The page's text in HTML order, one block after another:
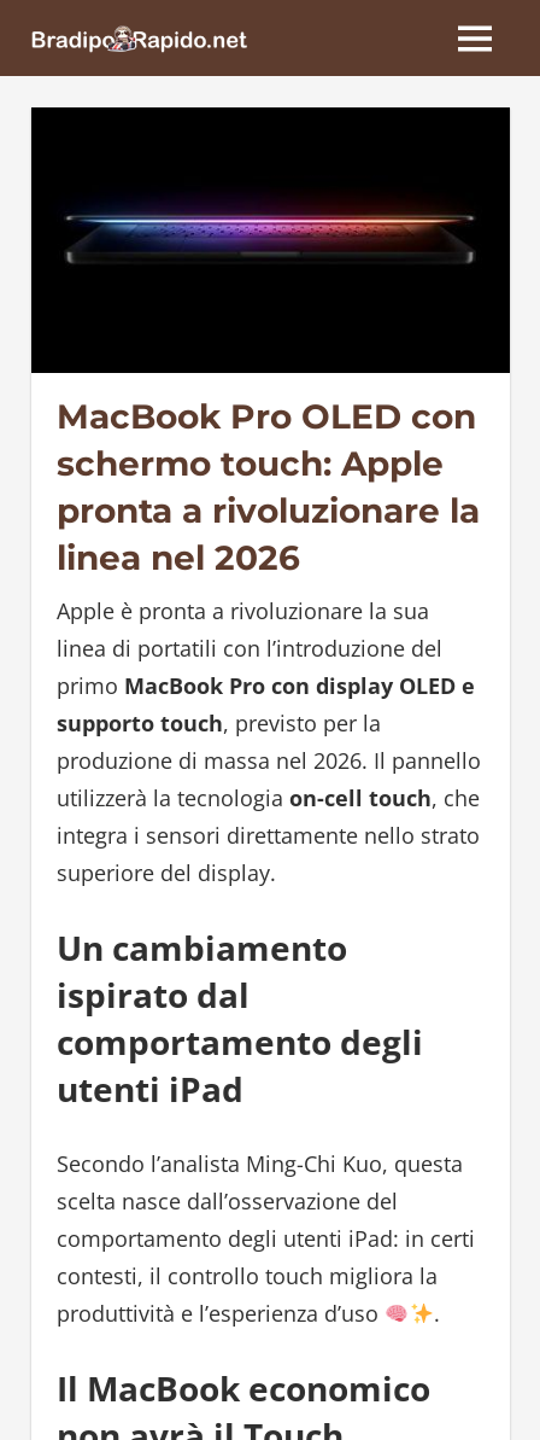
BradipoRapido.net
MENU
MacBook Pro OLED con
schermo touch: Apple
pronta a rivoluzionare la
linea nel 2026
Apple è pronta a rivoluzionare la sua
linea di portatili con l’introduzione del
primo MacBook Pro con display OLED e
supporto touch, previsto per la
produzione di massa nel 2026. Il pannello
utilizzerà la tecnologia on-cell touch, che
integra i sensori direttamente nello strato
superiore del display.
Un cambiamento
ispirato dal
comportamento degli
utenti iPad
Secondo l’analista Ming-Chi Kuo, questa
scelta nasce dall’osservazione del
comportamento degli utenti iPad: in certi
contesti, il controllo touch migliora la
produttività e l’esperienza d’uso
.
Il MacBook economico